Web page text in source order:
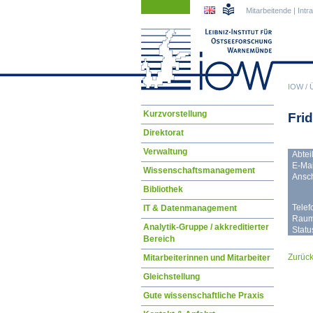
IOW/
Mitarbeitende |
E-
Zurück
Navigation
Kurzvorstellung
Direktorat
Verwaltung
Wissenschaftsmanagement
Bibliothek
IT & Datenmanagement
Analytik-Gruppe / akkreditierter
Bereich
Mitarbeiterinnen und Mitarbeiter
Gleichstellung
Gute wissenschaftliche Praxis